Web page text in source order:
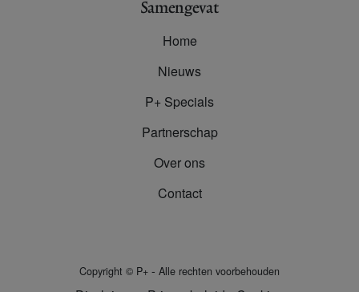
Samengevat
Home
Nieuws
P+ Specials
Partnerschap
Over ons
Contact
Copyright © P+ - Alle rechten voorbehouden